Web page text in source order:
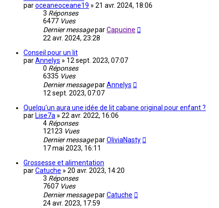
paroceaneoceane19 » 21 avr. 2024, 18:06
3 Réponses
6477 Vues
Dernier messageparCapucine
22 avr. 2024, 23:28
Conseil pour un lit
parAnnelys » 12 sept. 2023, 07:07
0 Réponses
6335 Vues
Dernier messageparAnnelys
12 sept. 2023, 07:07
Quelqu'un aura une idée de lit cabane original pour enfant ?
par Lise7a » 22 avr. 2022, 16:06
4 Réponses
12123 Vues
Dernier messageparOliviaNasty
17 mai 2023, 16:11
Grossesse et alimentation
parCatuche » 20 avr. 2023, 14:20
3 Réponses
7607 Vues
Dernier messageparCatuche
24 avr. 2023, 17:59